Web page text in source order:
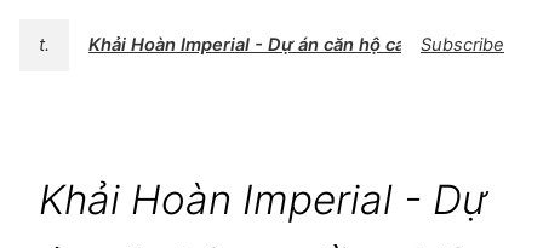
t. Khải Hoàn Imperial - Dự án căn hộ cao tầng hiện đại
Subscribe
Khải Hoàn Imperial - Dự